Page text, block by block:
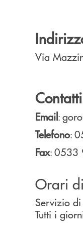
Via
Contatti
Email:
Telefono:
Fax: 0533
Orari
Servizio di
Tutti i